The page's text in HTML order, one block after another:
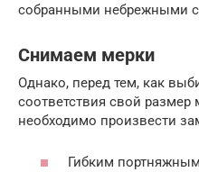
собранными небрежными
Снимаем мерки
Однако, перед тем, как
соответствия свой
необходимо произвести
Гибким